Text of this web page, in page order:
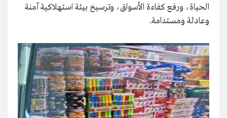
الحياة، ورفع كفاءة الأسواق، وترسيخ بيئة استهلاكية آمنة
وعادلة ومستدامة.